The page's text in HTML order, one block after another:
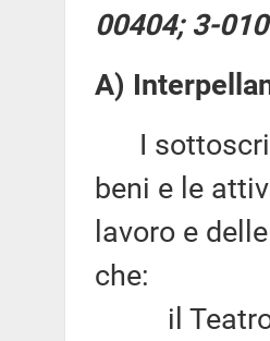
00404; 3-
A)
I
beni e le
lavoro e
che:
il Teatro